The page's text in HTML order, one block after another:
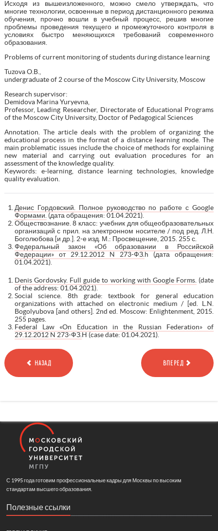
Исходя из вышеизложенного, можно смело утверждать, что
многие технологии, освоенные в период дистанционного режима
обучения, прочно вошли в учебный процесс, решив многие
проблемы проведения текущего и промежуточного контроля в
условиях быстро меняющихся требований современного
образования.
Problems of current monitoring of students during distance learning
Tuzova O.B.,
undergraduate of 2 course of the Moscow City University, Moscow
Research supervisor:
Demidova Marina Yuryevna,
Professor, Leading Researcher, Directorate of Educational Programs
of the Moscow City University, Doctor of Pedagogical Sciences
Аnnotation. The article deals with the problem of organizing the
educational process in the format of a distance learning mode. The
main problematic issues include the choice of methods for explaining
new material and carrying out evaluation procedures for an
assessment of the knowledge quality.
Keywords: e-learning, distance learning technologies, knowledge
quality evaluation.
Денис Гордовский. Полное руководство по работе с Google
Формами. (дата обращения: 01.04.2021).
Обществознание. 8 класс: учебник для общеобразовательных
организаций с прил. на электронном носителе / под ред. Л.Н.
Боголюбова [и др.]. 2-е изд. М.: Просвещение, 2015. 255 с.
Федеральный закон «Об образовании в Российской
Федерации» от 29.12.2012 N 273-ФЗ. h (дата обращения:
01.04.2021).
Denis Gordovsky. Full guide to working with Google Forms. (date
of the address: 01.04.2021).
Social science. 8th grade: textbook for general education
organizations with attached on electronic medium / [ed. L.N.
Bogolyubova [and others]. 2nd ed. Moscow: Enlightenment, 2015.
255 pages.
Federal Law «On Education in the Russian Federation» of
29.12.2012 N 273-ФЗ. H (case date: 01.04.2021).
НАЗАД ВПЕРЕД
С 1995 года готовим профессиональные кадры для Москвы по высоким
стандартам высшего образования.
Полезные ссылки